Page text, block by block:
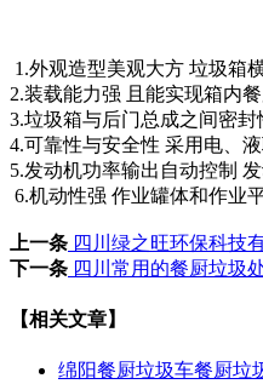
1.外观造型美观大方 垃圾箱
2.装载能力强 且能实现箱内
3.垃圾箱与后门总成之间密
4.可靠性与安全性 采用电、
5.发动机功率输出自动控制
6.机动性强 作业罐体和作业
上一条 四川绿之旺环保科技
下一条 四川常用的餐厨垃圾
【相关文章】
绵阳餐厨垃圾车餐厨垃